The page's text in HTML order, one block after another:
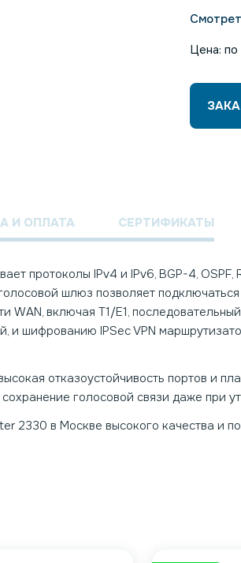
Цена: по
И ОПЛАТА СЕРТИФИКАТЫ
протоколы IPv4 и IPv6, BGP-4,
шлюз позволяет
включая T1/E1,
шифрованию IPSec VPN
отказоустойчивость портов и
голосовой связи даже при
2330 в Москве высокого качества и